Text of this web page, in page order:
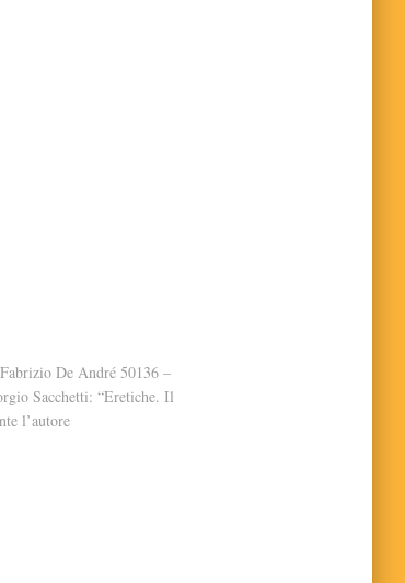
De André 50136 –
Sacchetti: “Eretiche. Il
l’autore